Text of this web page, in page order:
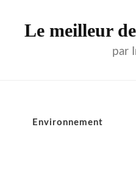
Le meilleur
par
Environnement